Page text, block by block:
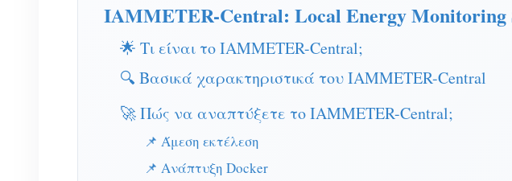
IAMMETER-Central: Local Energy Monitoring
🌟 Τι είναι το IAMMETER-Central;
🔍 Βασικά χαρακτηριστικά του IAMMETER-Central
🚀 Πώς να αναπτύξετε το IAMMETER-Central;
📌 Άμεση εκτέλεση
📌 Ανάπτυξη Docker